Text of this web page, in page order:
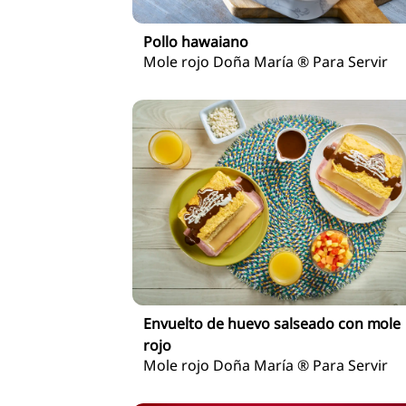
Pollo hawaiano
Mole rojo Doña María ® Para Servir
Envuelto de huevo salseado con mole
rojo
Mole rojo Doña María ® Para Servir